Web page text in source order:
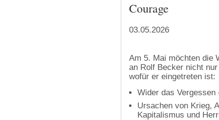
Courage
03.05.2026
Am 5. Mai möchten die
an Rolf Becker nicht
wofür er eingetreten ist:
Wider das
Ursachen von Krieg,
Kapitalismus und